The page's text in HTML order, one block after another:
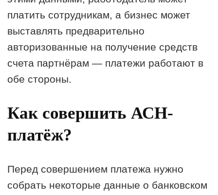
платить сотрудникам, а бизнес может
выставлять предварительно
авторизованные на получение средств
счета партнёрам — платежи работают в
обе стороны.
Как совершить АСН-
платёж?
Перед совершением платежа нужно
собрать некоторые данные о банковском